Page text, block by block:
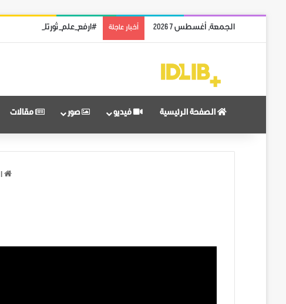
الجمعة, أغسطس 7 2026 أخبار عاجلة #ارفع_علم_ثورتك: رمز
الصفحة الرئيسية فيديو صور مقالات